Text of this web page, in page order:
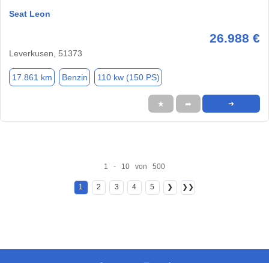
Seat Leon
26.988 €
Leverkusen, 51373
17.861 km Benzin 110 kw (150 PS)
★ ➦ ➜
1 - 10 von 500
1 2 3 4 5 ❯ ❯❯